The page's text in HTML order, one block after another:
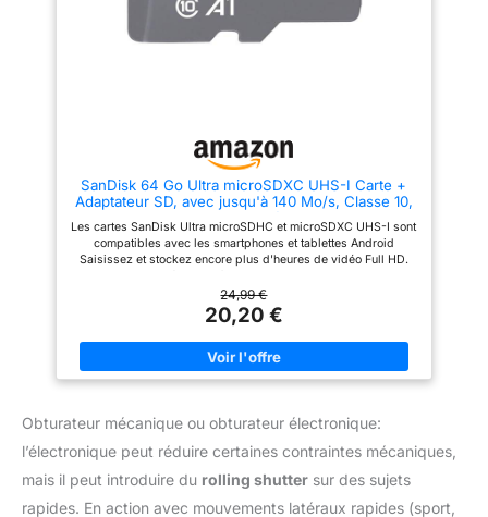
résistantes à l'eau, aux chocs,
aux rayons X et aux
températures extrêmes afin
les lecteurs de carte SanDisk
SD UHS-I (vendus séparément)
pour déplacer vos fichiers
rapidement
: de -15 °C à 70 °C, idéal pour
la plupart des situations.
SanDisk 64 Go Ultra microSDXC UHS-I Carte +
Adaptateur SD, avec jusqu'à 140 Mo/s, Classe 10,
Les cartes SanDisk Ultra microSDHC et microSDXC UHS-I sont
compatibles avec les smartphones et tablettes Android
Saisissez et stockez encore plus d'heures de vidéo Full HD.
plus d'heures de vidéo Full HD sur la carte tout en gardant de
la place pour les vidéos, photos, musiques, et films Vitesses
de transfert allant jusqu'à 140 Mo/s. Ses vitesses de transfert
ultra-élevées permettent un déplacement rapide de votre
contenu, soit jusqu'à 1 000 photos en une minute Classée A1, la
carte SanDisk Ultra microSD est optimisée pour les
smartphone Application SanDisk Memory Zone pour une
Play, l'application SanDisk Memory Zone vous permet de
visionner, de consulter et de sauvegarder les fichiers de votre
téléphone à un seul endroit. Compatible avec le lecteur
MobileMate USB 3.0. À utiliser avec le lecteur de cartes
24,99 €
20,20 €
Obturateur mécanique ou obturateur électronique:
l’électronique peut réduire certaines contraintes mécaniques,
mais il peut introduire du rolling shutter sur des sujets
rapides. En action avec mouvements latéraux rapides (sport,